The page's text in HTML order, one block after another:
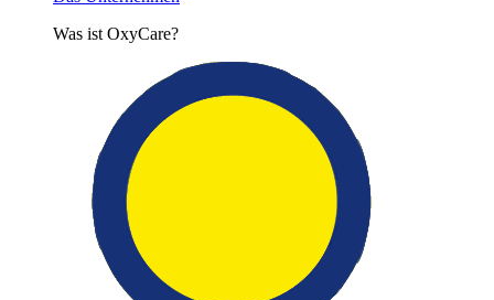
Was ist OxyCare?